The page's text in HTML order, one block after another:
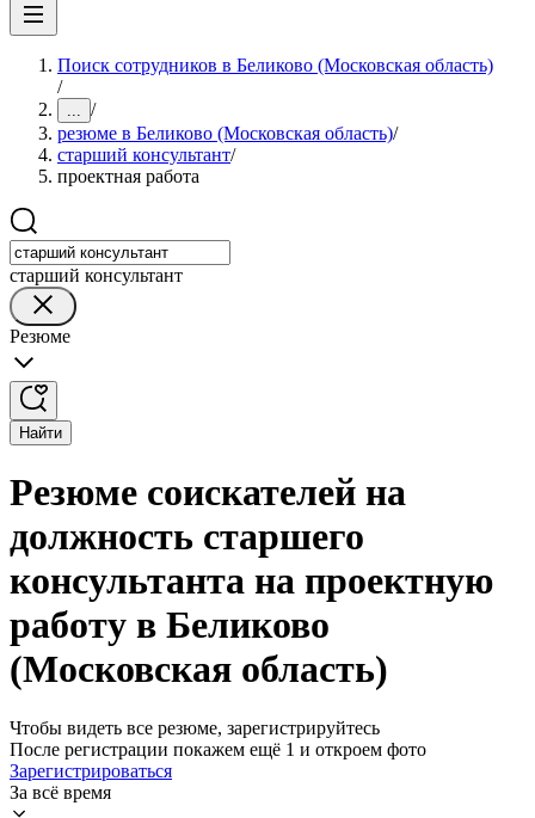
Поиск сотрудников в Беликово (Московская область)
/
... /
резюме в Беликово (Московская область)/
старший консультант/
проектная работа
старший консультант
Резюме
Найти
Резюме соискателей на
должность старшего
консультанта на проектную
работу в Беликово
(Московская область)
Чтобы видеть все резюме, зарегистрируйтесь
После регистрации покажем ещё 1 и откроем фото
Зарегистрироваться
За всё время